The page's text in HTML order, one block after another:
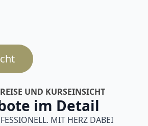
UND KURSEINSICHT
im Detail
MIT HERZ DABEI